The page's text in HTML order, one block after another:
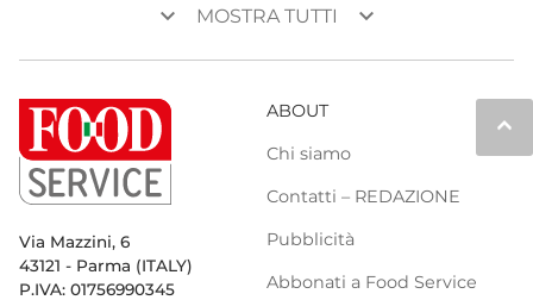
keyboard_arrow_down MOSTRA TUTTI keyboard_arrow_down
keyboard_arrow_up
Via Mazzini, 6
43121 - Parma (ITALY)
P.IVA: 01756990345
ABOUT
Chi siamo
Contatti – REDAZIONE
Pubblicità
Abbonati a Food Service